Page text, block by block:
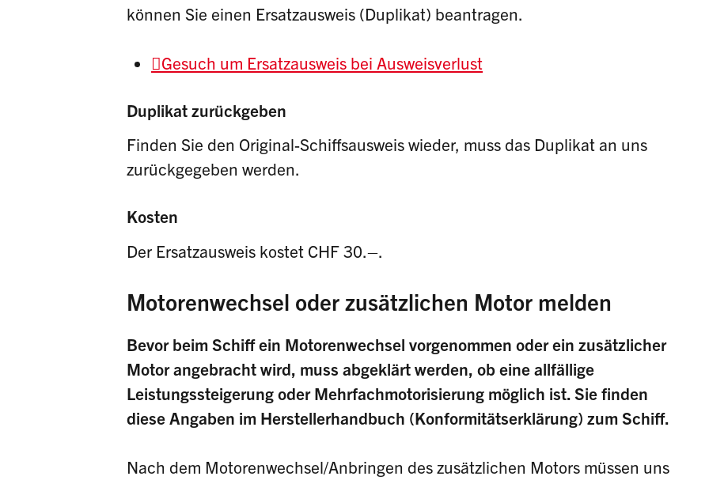
können Sie einen Ersatzausweis (Duplikat) beantragen.
Gesuch um Ersatzausweis bei Ausweisverlust
Duplikat zurückgeben
Finden Sie den Original-Schiffsausweis wieder, muss das Duplikat an uns
zurückgegeben werden.
Kosten
Der Ersatzausweis kostet CHF 30.–.
Motorenwechsel oder zusätzlichen Motor melden
Bevor beim Schiff ein Motorenwechsel vorgenommen oder ein zusätzlicher
Motor angebracht wird, muss abgeklärt werden, ob eine allfällige
Leistungssteigerung oder Mehrfachmotorisierung möglich ist. Sie finden
diese Angaben im Herstellerhandbuch (Konformitätserklärung) zum Schiff.
Nach dem Motorenwechsel/Anbringen des zusätzlichen Motors müssen uns